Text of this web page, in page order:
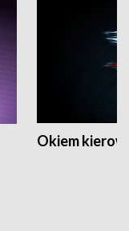
Okiem